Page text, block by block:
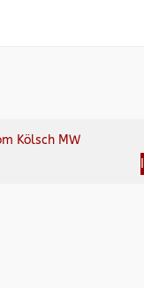
Kölsch MW